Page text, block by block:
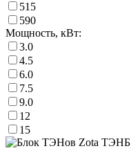
515
590
Мощность, кВт:
3.0
4.5
6.0
7.5
9.0
12
15